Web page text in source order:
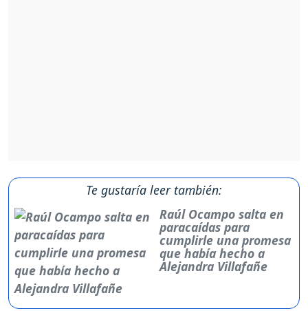
Te gustaría leer también:
Raúl Ocampo salta en
paracaídas para
cumplirle una promesa
que había hecho a
Alejandra Villafañe